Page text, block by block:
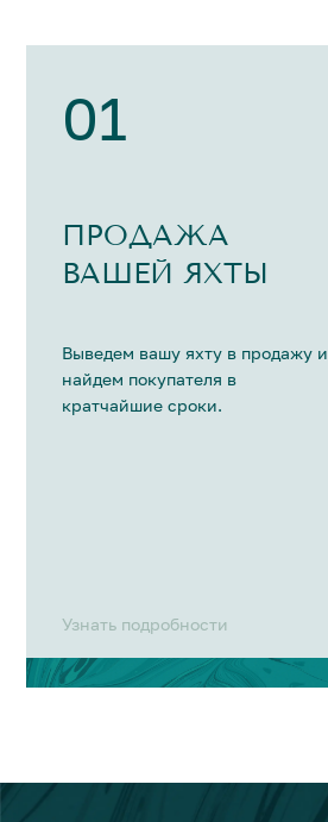
01
ПРОДАЖА
ВАШЕЙ ЯХТЫ
Выведем вашу яхту в продажу и
найдем покупателя в
кратчайшие сроки.
Узнать подробности